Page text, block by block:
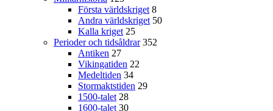
Första världskriget 8
Andra världskriget 50
Kalla kriget 25
Perioder och tidsåldrar 352
Antiken 27
Vikingatiden 22
Medeltiden 34
Stormaktstiden 29
1500-talet 28
1600-talet 30